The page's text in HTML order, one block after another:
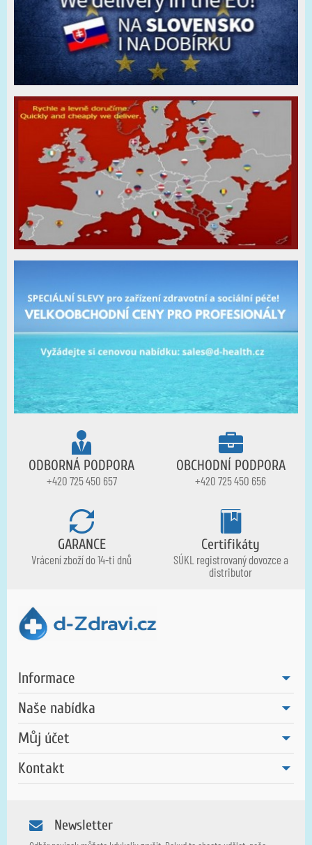
ODBORNÁ PODPORA
+420 725 450 657
OBCHODNÍ PODPORA
+420 725 450 656
GARANCE
Vrácení zboží do 14-ti dnů
Certifikáty
SÚKL registrovaný dovozce a
distributor
Informace
Naše nabídka
Můj účet
Kontakt
Newsletter